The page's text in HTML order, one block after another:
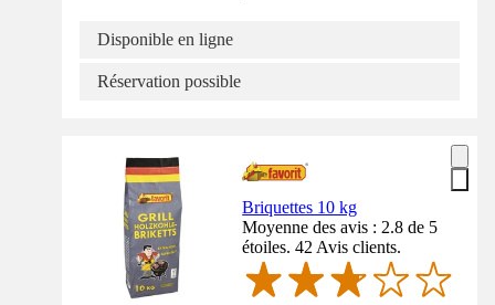
Disponible en ligne
Réservation possible
Briquettes 10 kg
Moyenne des avis : 2.8 de 5
étoiles. 42 Avis clients.